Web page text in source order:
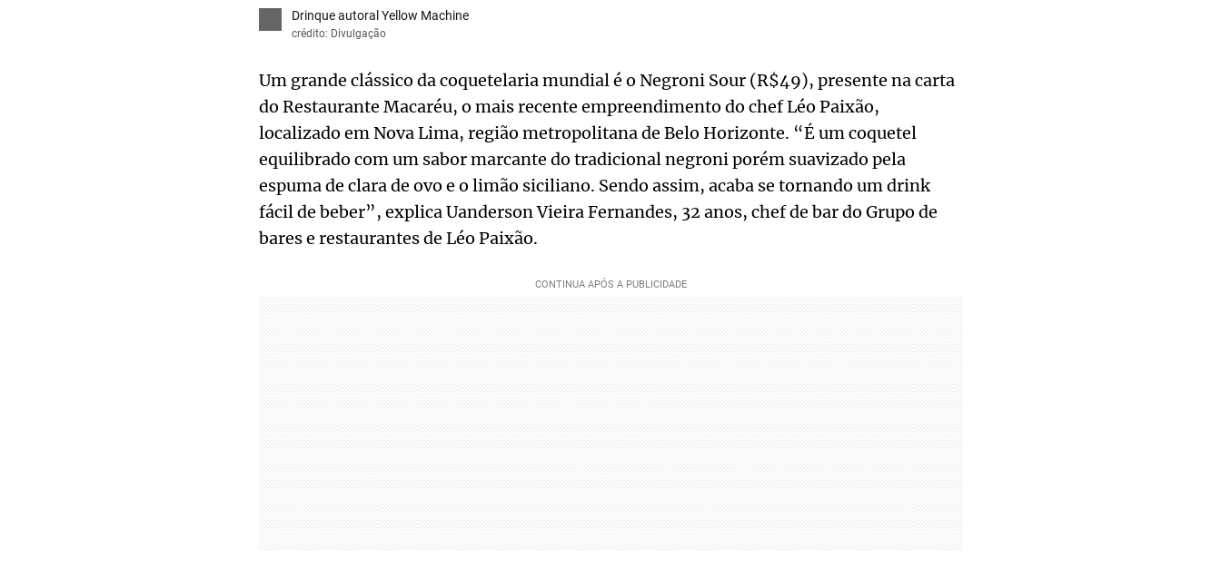
Drinque autoral Yellow Machine
crédito: Divulgação
Um grande clássico da coquetelaria mundial é o Negroni Sour (R$49), presente na carta
do Restaurante Macaréu, o mais recente empreendimento do chef Léo Paixão,
localizado em Nova Lima, região metropolitana de Belo Horizonte. “É um coquetel
equilibrado com um sabor marcante do tradicional negroni porém suavizado pela
espuma de clara de ovo e o limão siciliano. Sendo assim, acaba se tornando um drink
fácil de beber”, explica Uanderson Vieira Fernandes, 32 anos, chef de bar do Grupo de
bares e restaurantes de Léo Paixão.